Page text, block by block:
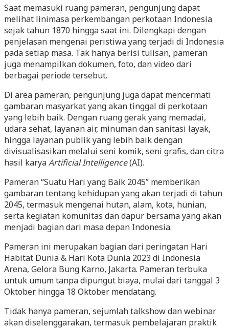
Saat memasuki ruang pameran, pengunjung dapat
melihat linimasa perkembangan perkotaan Indonesia
sejak tahun 1870 hingga saat ini. Dilengkapi dengan
penjelasan mengenai peristiwa yang terjadi di Indonesia
pada setiap masa. Tak hanya berisi tulisan, pameran
juga menampilkan dokumen, foto, dan video dari
berbagai periode tersebut.
Di area pameran, pengunjung juga dapat mencermati
gambaran masyarkat yang akan tinggal di perkotaan
yang lebih baik. Dengan ruang gerak yang memadai,
udara sehat, layanan air, minuman dan sanitasi layak,
hingga layanan publik yang lebih baik dengan
divisualisasikan melalui seni komik, seni grafis, dan citra
hasil karyaArtificial Intelligence(AI).
Pameran “Suatu Hari yang Baik 2045” memberikan
gambaran tentang kehidupan yang akan terjadi di tahun
2045, termasuk mengenai hutan, alam, kota, hunian,
serta kegiatan komunitas dan dapur bersama yang akan
menjadi bagian dari masa depan Indonesia.
Pameran ini merupakan bagian dari peringatan Hari
Habitat Dunia & Hari Kota Dunia 2023 di Indonesia
Arena, Gelora Bung Karno, Jakarta. Pameran terbuka
untuk umum tanpa dipungut biaya, mulai dari tanggal 3
Oktober hingga 18 Oktober mendatang.
Tidak hanya pameran, sejumlah talkshow dan webinar
akan diselenggarakan, termasuk pembelajaran praktik